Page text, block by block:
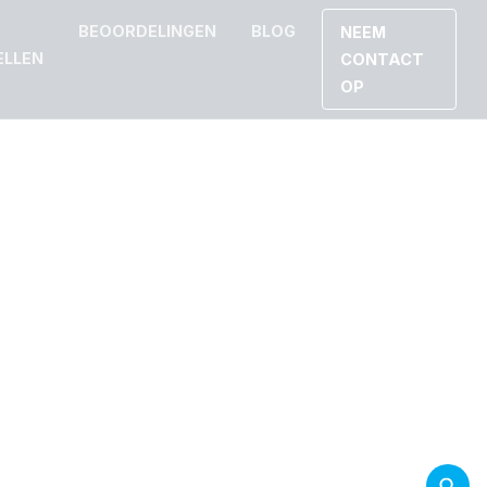
BEOORDELINGEN BLOG
NEEM
CONTACT
OP